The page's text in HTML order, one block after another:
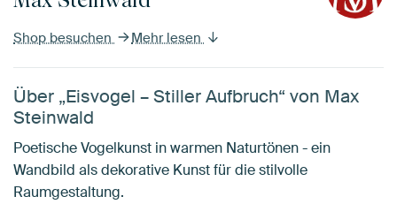
Shop besuchen Mehr lesen
Über „Eisvogel – Stiller Aufbruch“ von Max
Steinwald
Poetische Vogelkunst in warmen Naturtönen - ein
Wandbild als dekorative Kunst für die stilvolle
Raumgestaltung.